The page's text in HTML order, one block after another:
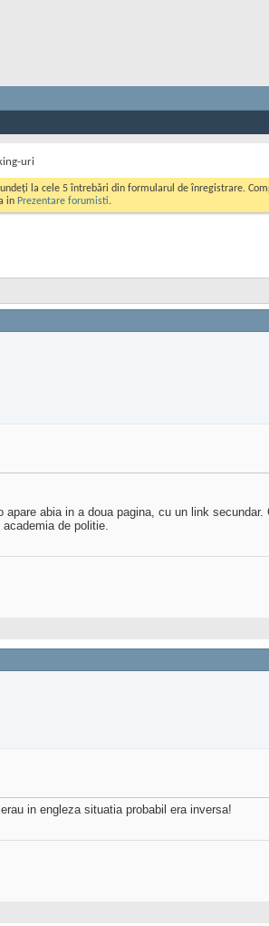
uri
la cele 5 întrebări din formularul de înregistrare.
in Prezentare forumisti.
abia in a doua pagina, cu un link secundar.
de politie.
in engleza situatia probabil era inversa!